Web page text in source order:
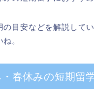
目安などを解説して
。
春休みの短期留